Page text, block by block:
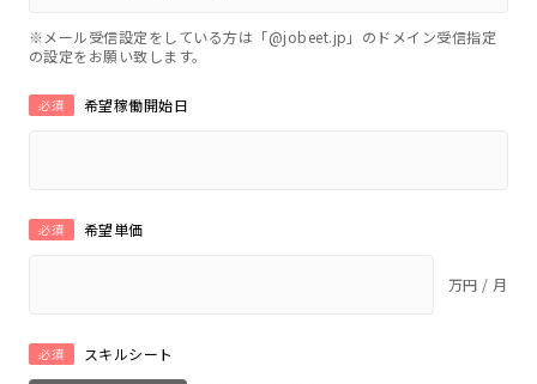
※メール受信設定をしている方は「@jobeet.jp」のドメイン受信指定
の設定をお願い致します。
希望稼働開始日
必須
希望単価
必須
万円 / 月
スキルシート
必須